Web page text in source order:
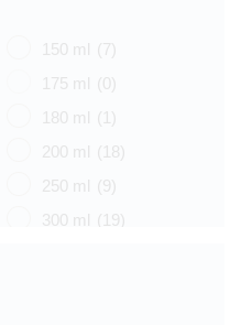
150 ml
(7)
175 ml
(0)
180 ml
(1)
200 ml
(18)
250 ml
(9)
300 ml
(19)